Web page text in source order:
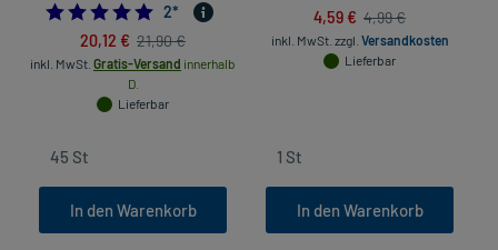
5.0
2*
20,12 € 21,90 €
inkl. MwSt. Gratis-Versand innerhalb
D.
Lieferbar
In den Warenkorb
4,59 € 4,99 €
inkl. MwSt. zzgl. Versandkosten
Lieferbar
In den Warenkorb